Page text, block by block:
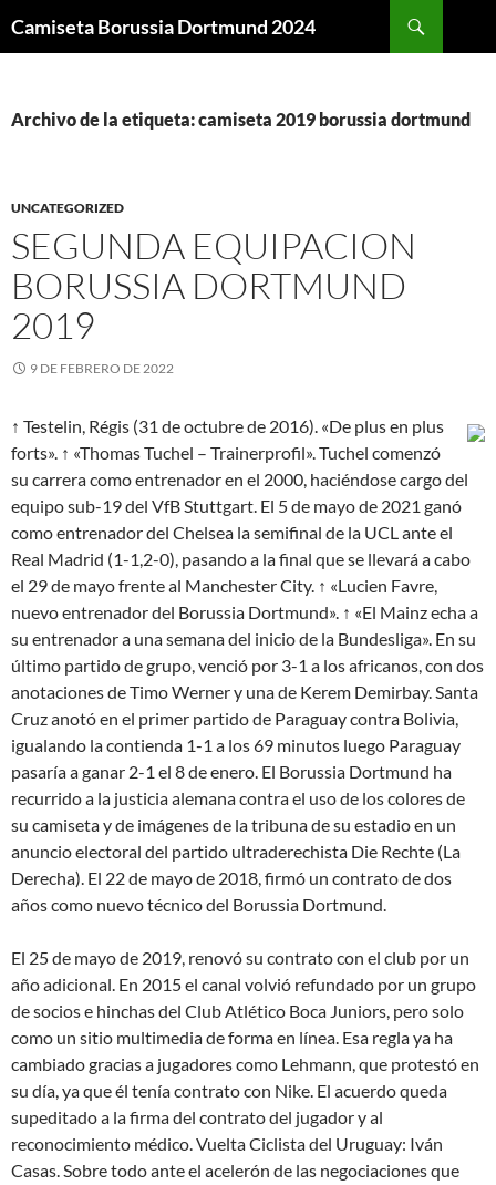
Camiseta Borussia Dortmund 2024
Archivo de la etiqueta: camiseta 2019 borussia dortmund
UNCATEGORIZED
SEGUNDA EQUIPACION
BORUSSIA DORTMUND
2019
9 DE FEBRERO DE 2022
↑ Testelin, Régis (31 de octubre de 2016). «De plus en plus
forts». ↑ «Thomas Tuchel – Trainerprofil». Tuchel comenzó
su carrera como entrenador en el 2000, haciéndose cargo del
equipo sub-19 del VfB Stuttgart. El 5 de mayo de 2021 ganó
como entrenador del Chelsea la semifinal de la UCL ante el
Real Madrid (1-1,2-0), pasando a la final que se llevará a cabo
el 29 de mayo frente al Manchester City. ↑ «Lucien Favre,
nuevo entrenador del Borussia Dortmund». ↑ «El Mainz echa a
su entrenador a una semana del inicio de la Bundesliga». En su
último partido de grupo, venció por 3-1 a los africanos, con dos
anotaciones de Timo Werner y una de Kerem Demirbay. Santa
Cruz anotó en el primer partido de Paraguay contra Bolivia,
igualando la contienda 1-1 a los 69 minutos luego Paraguay
pasaría a ganar 2-1 el 8 de enero. El Borussia Dortmund ha
recurrido a la justicia alemana contra el uso de los colores de
su camiseta y de imágenes de la tribuna de su estadio en un
anuncio electoral del partido ultraderechista Die Rechte (La
Derecha). El 22 de mayo de 2018, firmó un contrato de dos
años como nuevo técnico del Borussia Dortmund.
El 25 de mayo de 2019, renovó su contrato con el club por un
año adicional. En 2015 el canal volvió refundado por un grupo
de socios e hinchas del Club Atlético Boca Juniors, pero solo
como un sitio multimedia de forma en línea. Esa regla ya ha
cambiado gracias a jugadores como Lehmann, que protestó en
su día, ya que él tenía contrato con Nike. El acuerdo queda
supeditado a la firma del contrato del jugador y al
reconocimiento médico. Vuelta Ciclista del Uruguay: Iván
Casas. Sobre todo ante el acelerón de las negociaciones que